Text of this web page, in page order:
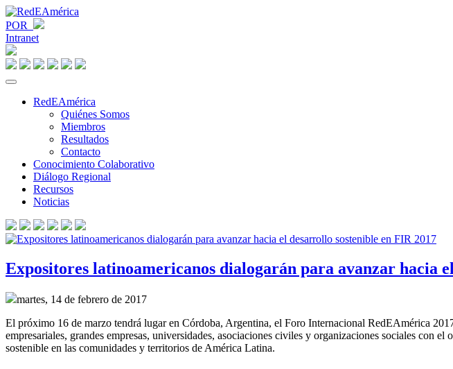
POR
Intranet
RedEAmérica
Quiénes Somos
Miembros
Resultados
Contacto
Conocimiento Colaborativo
Diálogo Regional
Recursos
Noticias
Expositores latinoamericanos dialogarán para avanzar hacia
martes, 14 de febrero de 2017
El próximo 16 de marzo tendrá lugar en Córdoba, Argentina, el Foro Internacional RedEAmérica
empresariales, grandes empresas, universidades, asociaciones civiles y organizaciones sociales con
sostenible en las comunidades y territorios de América Latina.